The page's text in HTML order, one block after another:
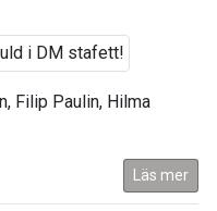
Filip Paulin, Hilma
Läs mer